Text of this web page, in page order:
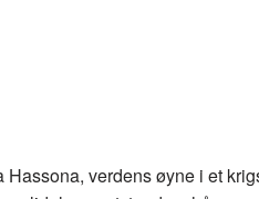
verdens øyne i et